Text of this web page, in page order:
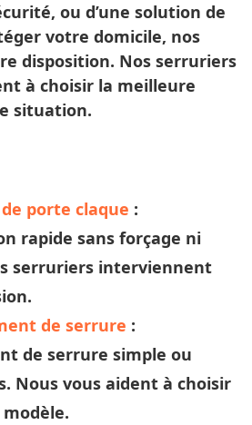
ou d’une solution de
votre domicile, nos
disposition. Nos serruriers
à choisir la meilleure
situation.
porte claque :
rapide sans forçage ni
serruriers interviennent
de serrure :
de serrure simple ou
Nous vous aident à choisir